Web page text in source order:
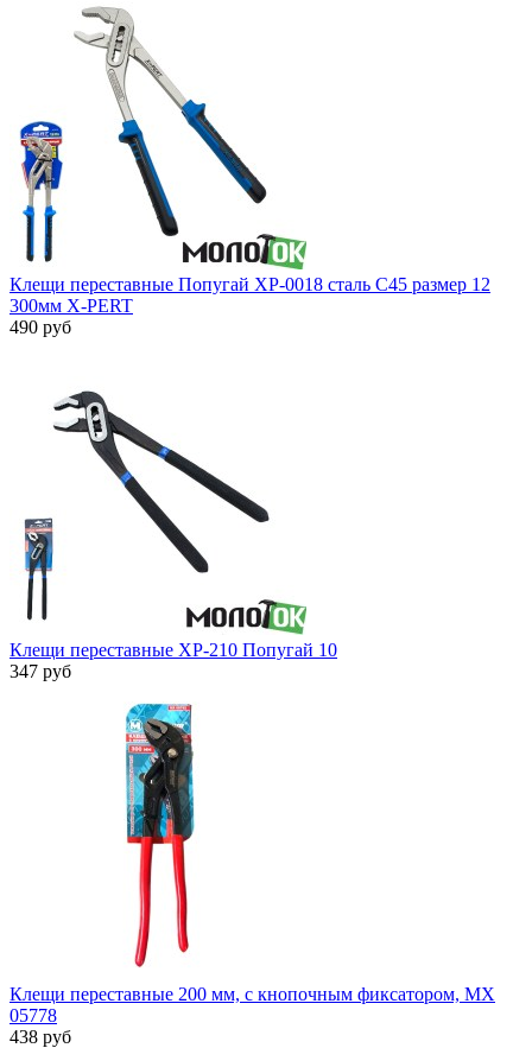
Клещи переставные Попугай XP-0018 сталь С45 размер 12
300мм X-PERT
490 руб
Клещи переставные ХР-210 Попугай 10
347 руб
Клещи переставные 200 мм, с кнопочным фиксатором, MX
05778
438 руб